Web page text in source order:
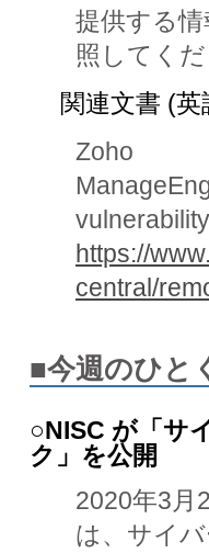
提供する
照してく
関連文書 (英
Zoho
https://
central/
■今週のひと
○NISC が「サ
ク」を公開
2020年3月
は、サイ